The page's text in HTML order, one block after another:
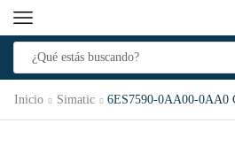
Inicio Simatic 6ES7590-0AA00-0AA0